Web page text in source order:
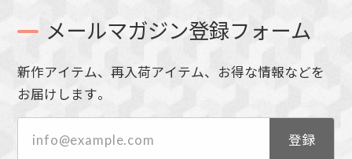
メールマガジン登録フォーム
新作アイテム、再入荷アイテム、お得な情報などを
お届けします。
登録